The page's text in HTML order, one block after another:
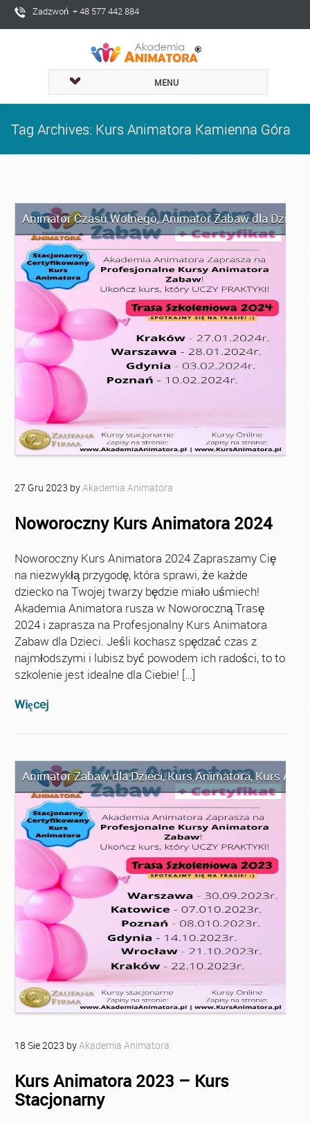
Zadzwoń + 48 577 442 884
MENU
Tag Archives: Kurs Animatora Kamienna Góra
Animator Czasu Wolnego,Animator Zabaw dla Dzieci
27 Gru 2023 byAkademia Animatora
Noworoczny Kurs Animatora 2024
Noworoczny Kurs Animatora 2024 Zapraszamy Cię
na niezwykłą przygodę, która sprawi, że każde
dziecko na Twojej twarzy będzie miało uśmiech!
Akademia Animatora rusza w Noworoczną Trasę
2024 i zaprasza na Profesjonalny Kurs Animatora
Zabaw dla Dzieci. Jeśli kochasz spędzać czas z
najmłodszymi i lubisz być powodem ich radości, to to
szkolenie jest idealne dla Ciebie! […]
Więcej
Animator Zabaw dla Dzieci,Kurs Animatora,Kurs
18 Sie2023 byAkademia Animatora
Kurs Animatora 2023 – Kurs
Stacjonarny